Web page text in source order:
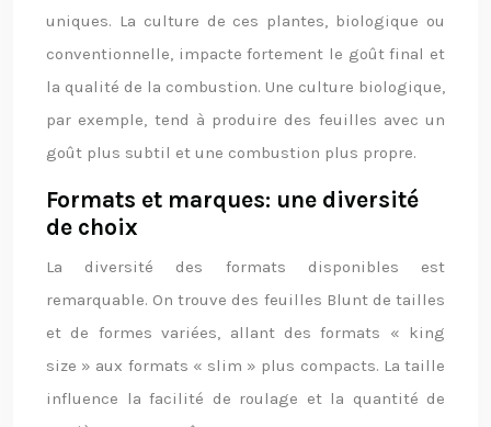
uniques. La culture de ces plantes, biologique ou
conventionnelle, impacte fortement le goût final et
la qualité de la combustion. Une culture biologique,
par exemple, tend à produire des feuilles avec un
goût plus subtil et une combustion plus propre.
Formats et marques: une diversité
de choix
La diversité des formats disponibles est
remarquable. On trouve des feuilles Blunt de tailles
et de formes variées, allant des formats « king
size » aux formats « slim » plus compacts. La taille
influence la facilité de roulage et la quantité de